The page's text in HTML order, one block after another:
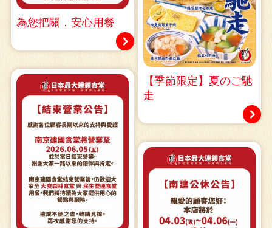
為您把關．安心用餐
【季節限定】夏のご馳
走